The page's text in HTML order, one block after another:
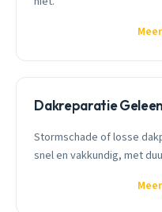
Dakreparatie Geleen
Stormschade of losse
snel en vakkundig, met